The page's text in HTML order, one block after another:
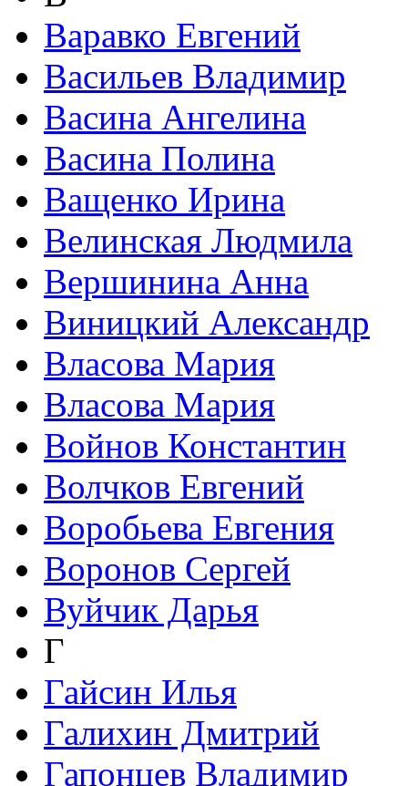
Варавко Евгений
Васильев Владимир
Васина Ангелина
Васина Полина
Ващенко Ирина
Велинская Людмила
Вершинина Анна
Виницкий Александр
Власова Мария
Власова Мария
Войнов Константин
Волчков Евгений
Воробьева Евгения
Воронов Сергей
Вуйчик Дарья
Г
Гайсин Илья
Галихин Дмитрий
Гапонцев Владимир